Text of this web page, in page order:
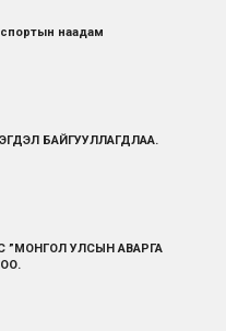
спортын наадам
БАЙГУУЛЛАГДЛАА.
”МОНГОЛ УЛСЫН АВАРГА